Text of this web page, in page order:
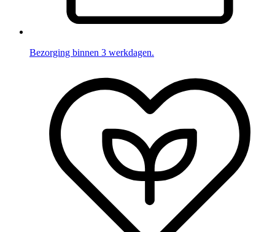
Bezorging binnen 3 werkdagen.